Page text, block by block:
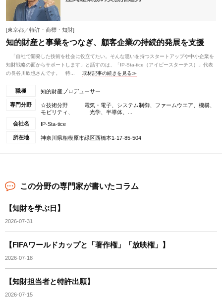
[東京都／特許・商標・知財]
知的財産と事業をつなぎ、顧客企業の持続的発展を支援
「自社で開発した技術を社会に役立てたい。そんな思いを持つスタートアップや中小企業を
知財戦略の面からサポートします」と話すのは、「IP-Sta-tice（アイピースターチス）」代表
の長谷川欣也さんです。 特...
取材記事の続きを見る≫
職種 知的財産プロデューサー
専門分野
☆技術分野 電気・電子、システム制御、ファームウエア、機構、
モビリティ、 光学、半導体、...
会社名
IP-Sta-tice
所在地 神奈川県相模原市緑区西橋本1-17-85-504
この分野の専門家が書いたコラム
【知財を学ぶ日】
2026-07-31
【FIFAワールドカップと「著作権」「放映権」】
2026-07-18
【知財担当者と特許出願】
2026-07-15